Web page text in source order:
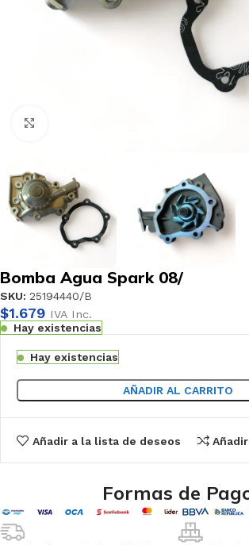
Bomba Agua Spark 08/
SKU: 25194440/B
$1.679 IVA Inc.
Hay existencias
Hay existencias
AÑADIR AL CARRITO
Añadir a la lista de deseos
Formas de